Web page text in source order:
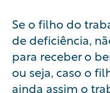
Se o filho do
de deficiência,
para receber o
ou seja, caso o
ainda assim o